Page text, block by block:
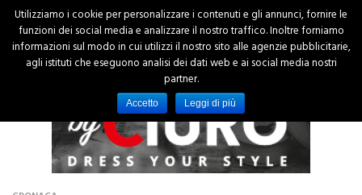
Utilizziamo i cookie per personalizzare i contenuti e gli annunci, fornire le
funzioni dei social media e analizzare il nostro traffico. Inoltre forniamo
informazioni sul modo in cui utilizzi il nostro sito alle agenzie pubblicitarie,
agli istituti che eseguono analisi dei dati web e ai social media nostri
partner.
Accetto Leggi di più